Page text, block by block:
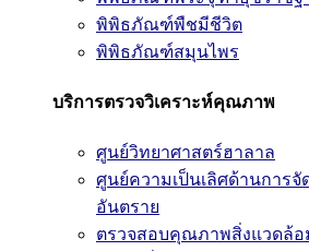
พิพิธภัณฑ์พืชมีชีวิต
พิพิธภัณฑ์สมุนไพร
บริการตรวจวิเคราะห์คุณภาพ
ศูนย์วิทยาศาสตร์ฮาลาล
ศูนย์ความเป็นเลิศด้านการจั
อันตราย
ตรวจสอบคุณภาพสิ่งแวดล้อ